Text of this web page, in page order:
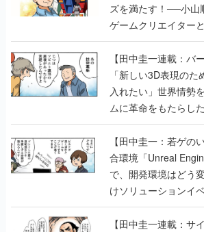
ズを満たす！──小山
ゲームクリエイター
【若ゲのいたり最終
【田中圭一連載：バ
「新しい3D表現の
入れたい」世界情勢
ムに革命をもたらし
のいたり】
【田中圭一：若ゲの
合環境「Unreal
で、開発環境はどう
けソリューションイ
に行って、より理解
【田中圭一連載：サ